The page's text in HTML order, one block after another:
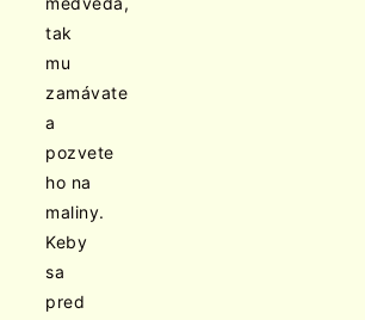
tak
mu
zamávate
a
pozvete
ho na
maliny.
Keby
sa
pred